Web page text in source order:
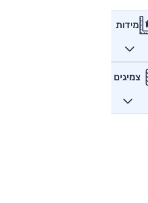
מידות
צמיגים